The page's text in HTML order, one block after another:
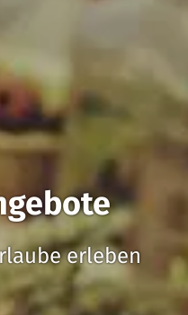
erleben